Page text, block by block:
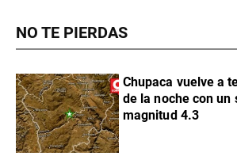
NO TE PIERDAS
Chupaca vuelve a
de la noche con un
magnitud 4.3